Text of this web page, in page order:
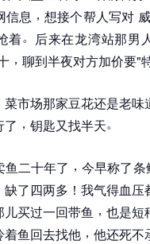
信息 ， 想接个帮人写对
着。 后来在龙湾站那男
， 聊到半夜对方加价要"
菜市场那家豆花还是老味
了 ， 钥匙又找半天。
鱼二十年了 ， 今早称了条
缺了四两多 ！ 我气得血压
买过一回带鱼 ， 也是短
着鱼回去找他 ， 他还死不